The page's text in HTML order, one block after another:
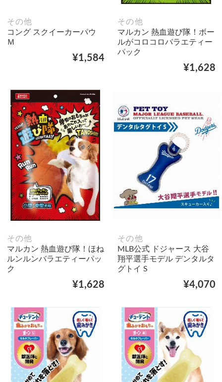
その他
コング スクイーカーパウ
Ｍ
¥1,584
その他
マルカン 熱血遊び隊！ボー
ルがコロコロバラエティー
パック
¥1,628
その他
マルカン 熱血遊び隊！ほね
ルンルンバラエティーパッ
ク
¥1,628
その他
MLB公式 ドジャース 大谷
翔平選手モデル デンタルタ
グトイ S
¥4,070